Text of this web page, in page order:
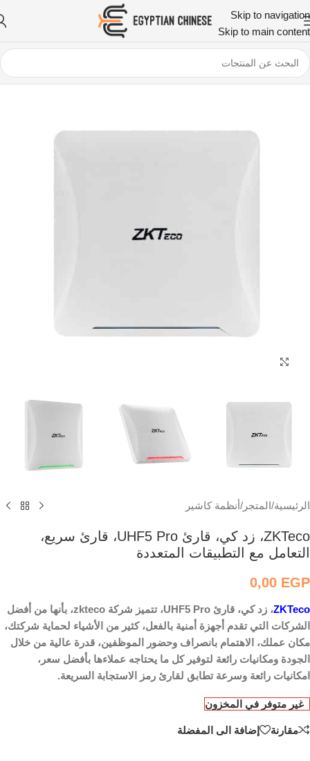
Skip to navigation
Skip to main content
الرئيسية/المتجر /أنظمة كاشير
ZKTeco، زد كي، قارئ UHF5 Pro، قارئ سريع،
التعامل مع التطبيقات المتعددة
0,00 EGP
ZKTeco
، زد كي، قارئ UHF5 Pro، تتميز شركة zkteco، بأنها من أفضل
الشركات التي تقدم أجهزة أمنية بالفعل، كثير من الأشياء لحماية شركتك،
مكان عملك، الاهتمام بانصراف وحضور الموظفين، قدرة عالية من خلال
الجودة ومكانيات رائعة لتوفير كل ما يحتاجه عملاءها بأفضل سعر،
امكانيات رائعة وسرعة تطابق لقارئ رمز الاستجابة السريعة.
غير متوفر في المخزون
مقارنة إضافة الى المفضلة